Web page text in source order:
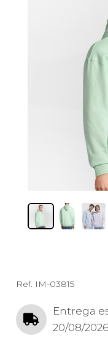
Ref. IM-03815
Entrega
20/08/